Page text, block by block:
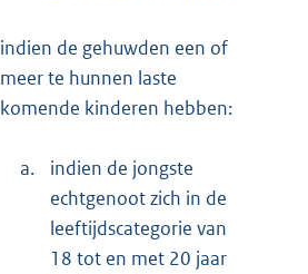
indien de gehuwden een of
meer te hunnen laste
komende kinderen hebben:
a.
indien de jongste
echtgenoot zich in de
leeftijdscategorie van
18 tot en met 20 jaar